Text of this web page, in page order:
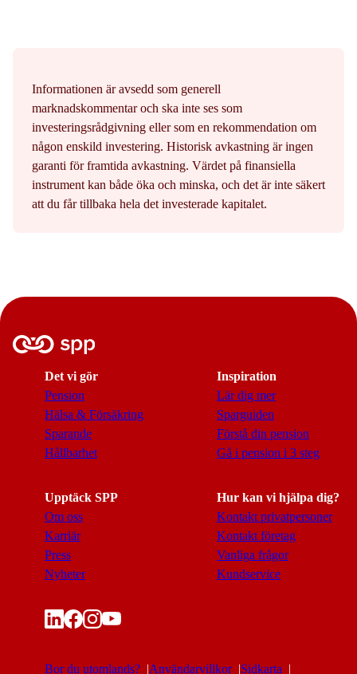
Informationen är avsedd som generell
marknadskommentar och ska inte ses som
investeringsrådgivning eller som en rekommendation om
någon enskild investering. Historisk avkastning är ingen
garanti för framtida avkastning. Värdet på finansiella
instrument kan både öka och minska, och det är inte säkert
att du får tillbaka hela det investerade kapitalet.
Det vi gör
Pension
Hälsa & Försäkring
Sparande
Hållbarhet
Inspiration
Lär dig mer
Sparguiden
Förstå din pension
Gå i pension i 3 steg
Upptäck SPP
Om oss
Karriär
Press
Nyheter
Hur kan vi hjälpa dig?
Kontakt privatpersoner
Kontakt företag
Vanliga frågor
Kundservice
Bor du utomlands? Användarvillkor Sidkarta